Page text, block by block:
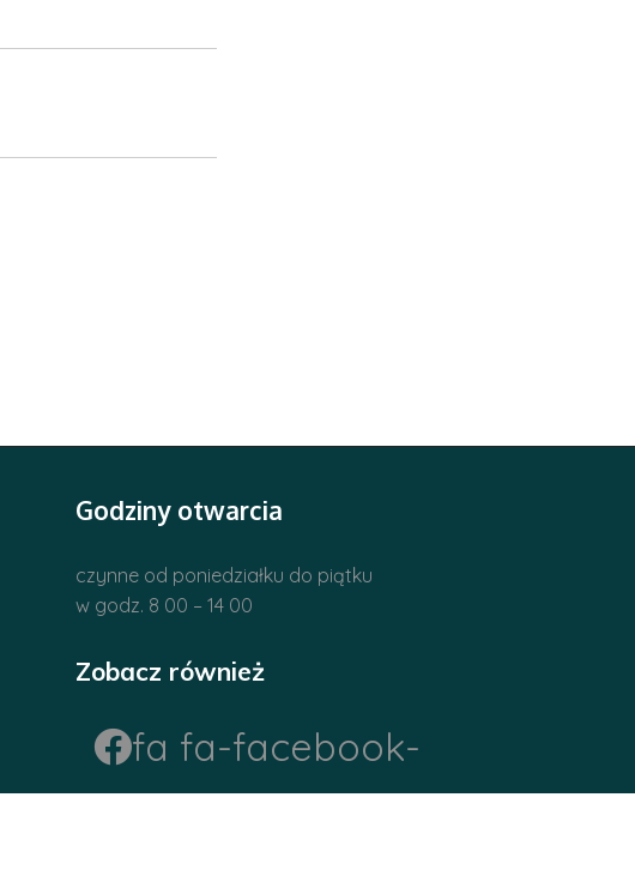
Godziny otwarcia
czynne od poniedziałku do piątku
w godz. 8 00 – 14 00
Zobacz również
fa fa-facebook-
official